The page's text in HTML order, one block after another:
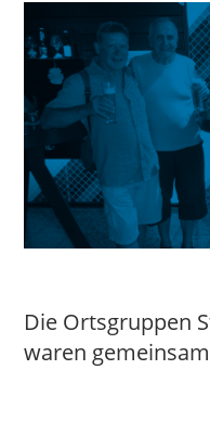
Die Ortsgruppen
waren